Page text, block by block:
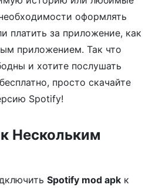
оформлять
платить за приложение, как
приложением. Так что
и хотите послушать
просто скачайте
Spotify!
Нескольким
Spotify mod apk к